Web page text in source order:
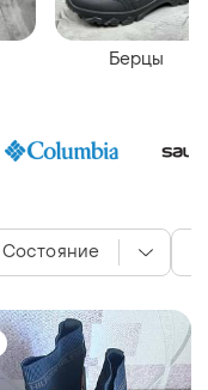
Берцы
Состояние